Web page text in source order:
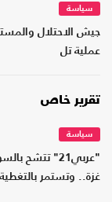
سياسة
جيش الاحتلال
عملية تل
تقرير خاص
سياسة
"عربي21"
غزة.. وتستمر بالتغطية